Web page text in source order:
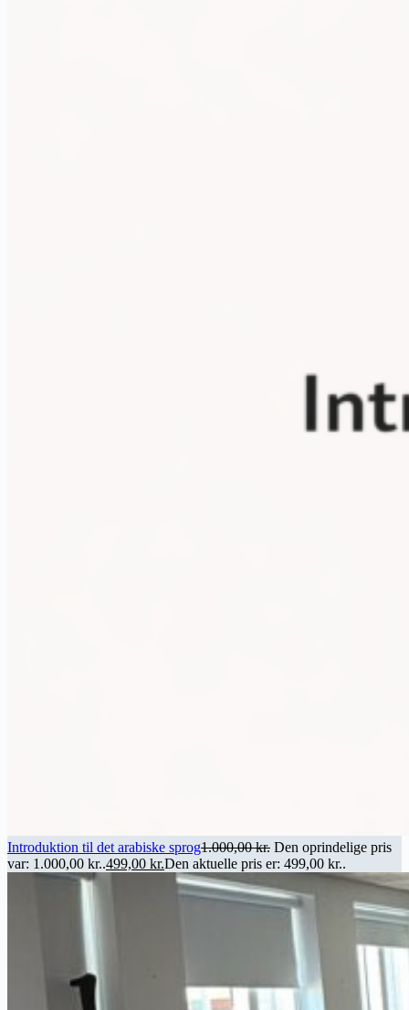
Introduktion til det arabiske sprog1.000,00kr. Den oprindelige pris
var: 1.000,00 kr..499,00 kr.Den aktuelle pris er: 499,00 kr..